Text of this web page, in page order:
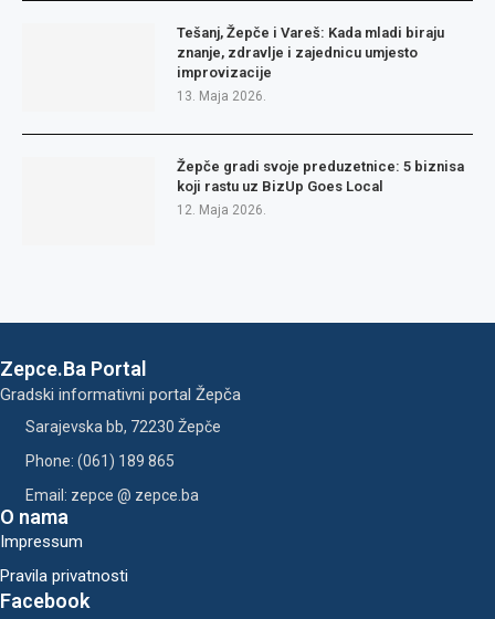
Tešanj, Žepče i Vareš: Kada mladi biraju
znanje, zdravlje i zajednicu umjesto
improvizacije
13. Maja 2026.
Žepče gradi svoje preduzetnice: 5 biznisa
koji rastu uz BizUp Goes Local
12. Maja 2026.
Zepce.Ba Portal
Gradski informativni portal Žepča
Sarajevska bb, 72230 Žepče
Phone: (061) 189 865
Email: zepce @ zepce.ba
O nama
Impressum
Pravila privatnosti
Facebook